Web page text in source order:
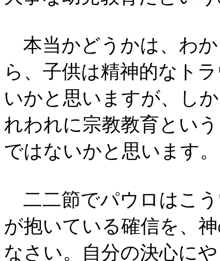
本当かどうかは、わ
ら、子供は精神的なト
いかと思いますが、し
れわれに宗教教育とい
ではないかと思います。
二二節でパウロはこ
が抱いている確信を、
なさい。自分の決心に